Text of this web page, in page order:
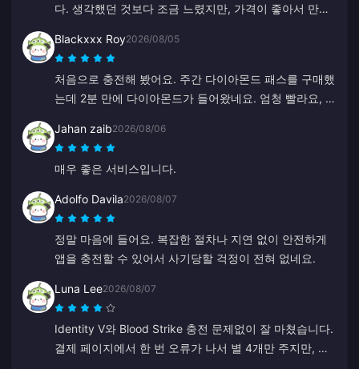
다. 생각했던 것보다 조금 느렸지만, 가격이 좋아서 만족
Blackxxx Roy2026/08/05
처음으로 충전해 봤어요. 주간 다이아몬드 패스를 구매했
는데 2분 만에 다이아몬드가 들어왔네요. 엄청 빨라요, 감
Jahan zaib2026/08/06
매우 좋은 서비스입니다.
Adolfo Davila2026/08/07
정말 마음에 들어요. 복잡한 절차나 지연 없이 안전하게
앱을 충전할 수 있어서 사기당할 걱정이 전혀 없네요.
Luna Lee2026/08/07
Identity V와 Blood Strike 충전 문제없이 잘 마쳤습니다.
결제 페이지에서 한 번 오류가 나서 별 4개만 주지만, 고